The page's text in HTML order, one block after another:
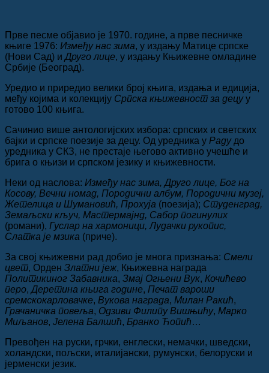
Прве песме објавио је 1970. године, а прве песничке
књиге 1976: Између нас зима, у издању Матице српске
(Нови Сад) и Друго лице, у издању Књижевне омладине
Србије (Београд).
Уредио и приредио велики број књига, издања и едиција,
међу којима и колекцију Српска књижевност за децуу
готово 100 књига.
Сачинио више антологијских избора: српских и светских
бајки и српске поезије за децу. Од уредника у Радудо
уредника у СКЗ, не престаје његово активно учешће и
брига о књизи и српском језику и књижевности.
Неки од наслова: Између нас зима, Друго лице, Бог на
Косову, Вечни номад, Породични албум, Породични музеј,
Жетелица и Шумановић, Прохуја (поезија); Студенград,
Земаљски кључ, Мастермајнд, Сабор погинулих
(романи), Гуслар на хармоници, Лудачки рукопис,
Слатка је мзика (приче).
За свој књижевни рад добио је многа признања: Смели
цвет, Орден Златни јеж, Књижевна награда
Политикиног Забавника, Змај Огњени Вук, Кочићево
перо, Деретина књига године, Печат вароши
сремскокарловачке, Вукова награда, Милан Ракић,
Грачаничка повеља, Одзиви Филипу Вишњићу, Марко
Миљанов, Јелена Балшић, Бранко Ћопић…
Превођен на руски, грчки, енглески, немачки, шведски,
холандски, пољски, италијански, румунски, белоруски и
јерменски језик.